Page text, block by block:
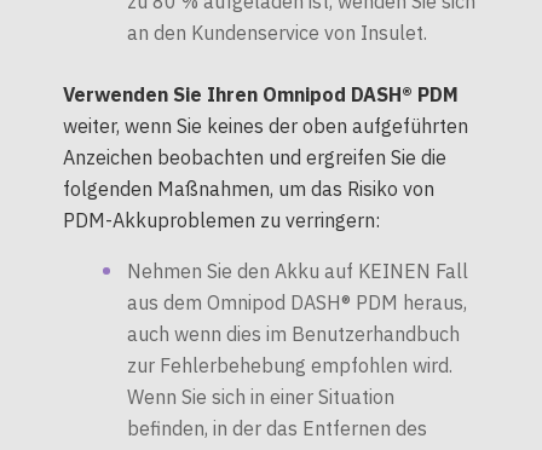
an den Kundenservice von Insulet.
Verwenden Sie Ihren Omnipod DASH® PDM
weiter, wenn Sie keines der oben aufgeführten
Anzeichen beobachten und ergreifen Sie die
folgenden Maßnahmen, um das Risiko von
PDM-Akkuproblemen zu verringern:
Nehmen Sie den Akku auf KEINEN Fall
aus dem Omnipod DASH® PDM heraus,
auch wenn dies im Benutzerhandbuch
zur Fehlerbehebung empfohlen wird.
Wenn Sie sich in einer Situation
befinden, in der das Entfernen des